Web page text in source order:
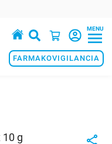
MENU
FARMAKOVIGILANCIA
10 g